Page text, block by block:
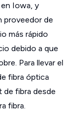
Iowa, y
proveedor de
más rápido
debido a que
Para llevar el
fibra óptica
de fibra desde
fibra.